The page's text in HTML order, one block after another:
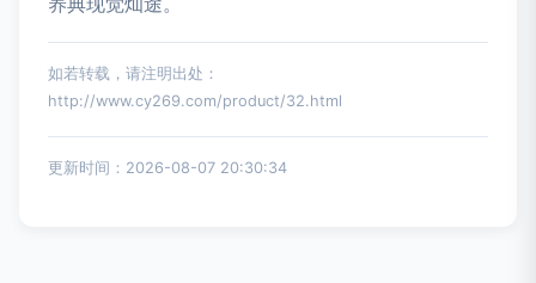
如若转载，请注明出处：
http://www.cy269.com/product/32.html
更新时间：2026-08-07 20:30:34